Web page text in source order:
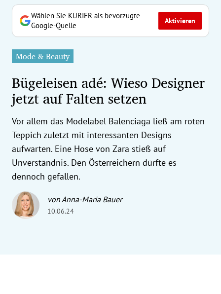
Untermenü
Untermenü
Untermenü
Untermenü
Untermenü
Untermenü
Wählen Sie KURIER als bevorzugte
Google-Quelle
Aktivieren
Mode & Beauty
Bügeleisen adé: Wieso Designer
jetzt auf Falten setzen
Vor allem das Modelabel Balenciaga ließ am roten
Teppich zuletzt mit interessanten Designs
aufwarten. Eine Hose von Zara stieß auf
Unverständnis. Den Österreichern dürfte es
dennoch gefallen.
von Anna-Maria Bauer
10.06.24